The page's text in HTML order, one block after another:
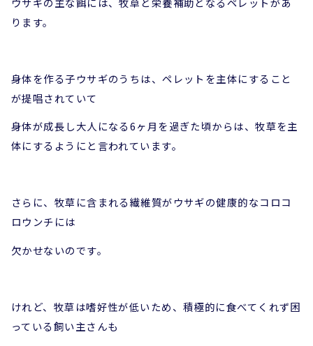
ります。
身体を作る子ウサギのうちは、ペレットを主体にすること
が提唱されていて
身体が成長し大人になる6ヶ月を過ぎた頃からは、牧草を主
体にするようにと言われています。
さらに、牧草に含まれる繊維質がウサギの健康的なコロコ
ロウンチには
欠かせないのです。
けれど、牧草は嗜好性が低いため、積極的に食べてくれず困
っている飼い主さんも